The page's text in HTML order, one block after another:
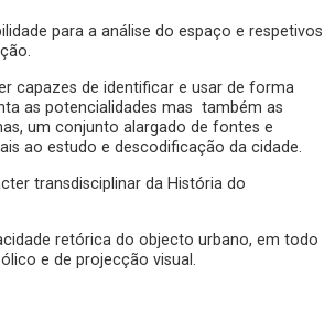
para a análise do espaço e respetivos
capazes de identificar e usar de forma
as potencialidades mas também as
um conjunto alargado de fontes e
ao estudo e descodificação da cidade.
transdisciplinar da História do
retórica do objecto urbano, em todo
e de projecção visual.